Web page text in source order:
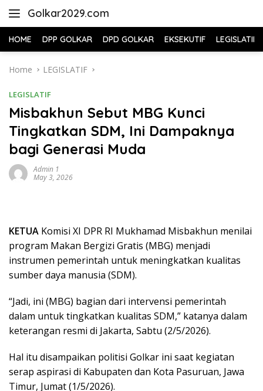
Golkar2029.com
HOME DPP GOLKAR DPD GOLKAR EKSEKUTIF LEGISLATIF
Home LEGISLATIF
LEGISLATIF
Misbakhun Sebut MBG Kunci
Tingkatkan SDM, Ini Dampaknya
bagi Generasi Muda
Admin 1
May 3, 2026
KETUA Komisi XI DPR RI Mukhamad Misbakhun menilai
program Makan Bergizi Gratis (MBG) menjadi
instrumen pemerintah untuk meningkatkan kualitas
sumber daya manusia (SDM).
“Jadi, ini (MBG) bagian dari intervensi pemerintah
dalam untuk tingkatkan kualitas SDM,” katanya dalam
keterangan resmi di Jakarta, Sabtu (2/5/2026).
Hal itu disampaikan politisi Golkar ini saat kegiatan
serap aspirasi di Kabupaten dan Kota Pasuruan, Jawa
Timur, Jumat (1/5/2026).